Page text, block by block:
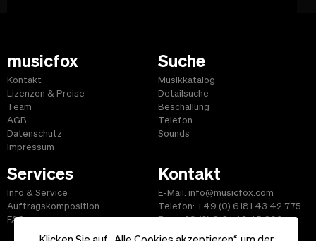
musicfox
Kontakt
Lizenzen & Preise
Team
AGB
Datenschutz
Impressum
Suche
Musikkatalog
Detailsuche
Beschallung
Telefon
Sounds
Services
Info & Service
Auftragskomposition
FAQ
Kontakt
E-Mail: info@musicfox.com
Telefon: +49 (0) 6181 43 42 775
Fax: +49 (0) 6181 43 45 609